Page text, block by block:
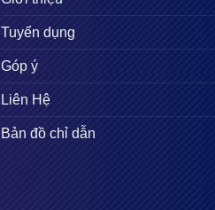
Tuyển dụng
Góp ý
Liên Hệ
Bản đồ chỉ dẫn